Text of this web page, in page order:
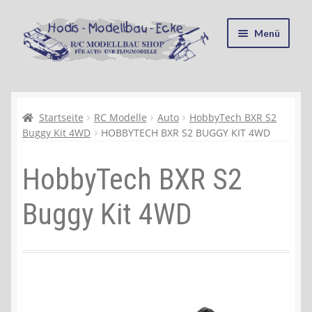
Zur
Navigation
springen
Zum
Inhalt
springen
Menü
Kasse
Recycling, Entsorgung und Umwelt
Shop
Startseite RC Modelle Auto
HobbyTech BXR S2
Buggy Kit 4WD
HOBBYTECH BXR S2 BUGGY KIT 4WD
HobbyTech BXR S2
Buggy Kit 4WD